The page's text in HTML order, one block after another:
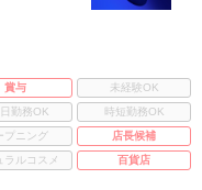
賞与
未経験OK
勤務OK
時短勤務OK
プニング
店長候補
ラルコスメ 百貨店